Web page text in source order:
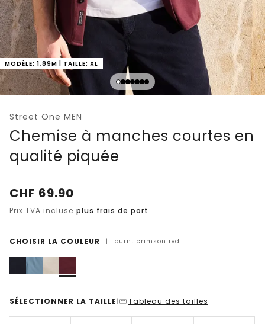
MODÈLE: 1,89M | TAILLE: XL
Street One MEN
Chemise à manches courtes en
qualité piquée
CHF 69.90
Prix TVA incluse plus frais de port
CHOISIR LA COULEUR | burnt crimson red
SÉLECTIONNER LA TAILLE | Tableau des tailles